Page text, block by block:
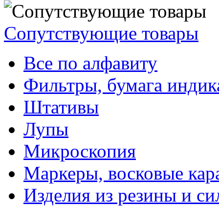
Сопутствующие товары
Все по алфавиту
Фильтры, бумага
Штативы
Лупы
Микроскопия
Маркеры, восковые
Изделия из резины и